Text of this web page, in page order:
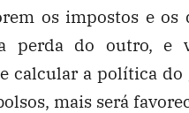
os impostos e os
do outro, e
calcular a política do
mais será